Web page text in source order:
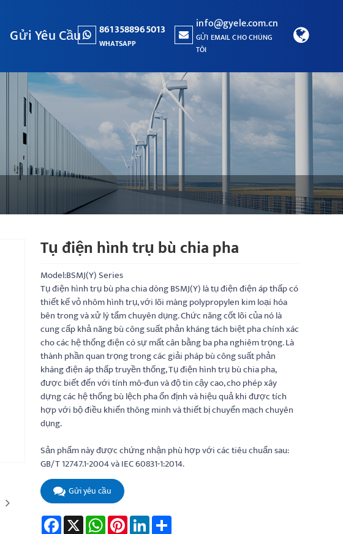
Gửi Yêu Cầu 8613588965013
WHATSAPP
info@gyele.com.cn
GỬI EMAIL CHO CHÚNG
TÔI
Tụ điện hình trụ bù chia pha
Model:BSMJ(Y) Series
Tụ điện hình trụ bù pha chia dòng BSMJ(Y) là tụ điện điện áp thấp có
thiết kế vỏ nhôm hình trụ, với lõi màng polypropylen kim loại hóa
bên trong và xử lý tẩm chuyên dụng. Chức năng cốt lõi của nó là
cung cấp khả năng bù công suất phản kháng tách biệt pha chính xác
cho các hệ thống điện có sự mất cân bằng ba pha nghiêm trọng. Là
thành phần quan trọng trong các giải pháp bù công suất phản
kháng điện áp thấp truyền thống, Tụ điện hình trụ bù chia pha,
được biết đến với tính mô-đun và độ tin cậy cao, cho phép xây
dựng các hệ thống bù lệch pha ổn định và hiệu quả khi được tích
hợp với bộ điều khiển thông minh và thiết bị chuyển mạch chuyên
dụng.
Sản phẩm này được chứng nhận phù hợp với các tiêu chuẩn sau:
GB/T 12747.1-2004 và IEC 60831-1:2014.
Gửi yêu cầu
Facebook
X WhatsAppPinterestLinkedInShare